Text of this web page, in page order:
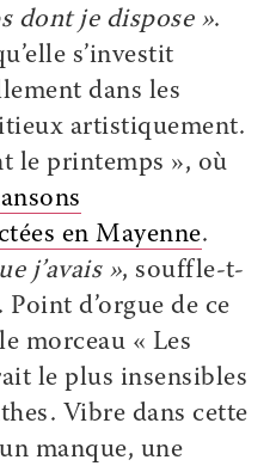
dont je dispose ».
s’investit
dans les
artistiquement.
le printemps », où
en Mayenne.
j’avais », souffle-t-
Point d’orgue de ce
morceau « Les
le plus insensibles
Vibre dans cette
manque, une